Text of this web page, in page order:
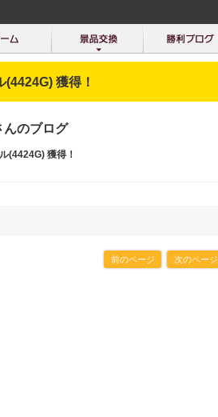
(4424G) 獲得！
のブログ
(4424G) 獲得！
前のページ 次のページ